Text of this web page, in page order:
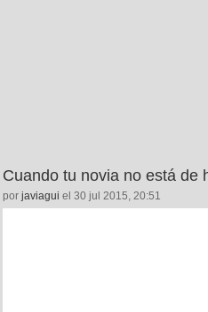
Cuando tu novia no está de
por javiagui el 30 jul 2015, 20:51